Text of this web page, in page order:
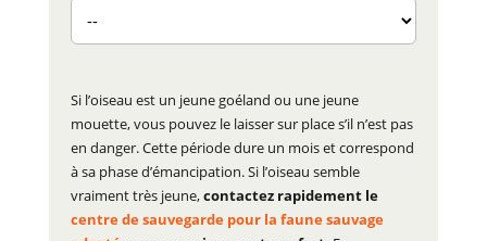
Si l’oiseau est un jeune goéland ou une jeune
mouette, vous pouvez le laisser sur place s’il n’est pas
en danger. Cette période dure un mois et correspond
à sa phase d’émancipation. Si l’oiseau semble
vraiment très jeune,contactez rapidement le
centre de sauvegarde pour la faune sauvage